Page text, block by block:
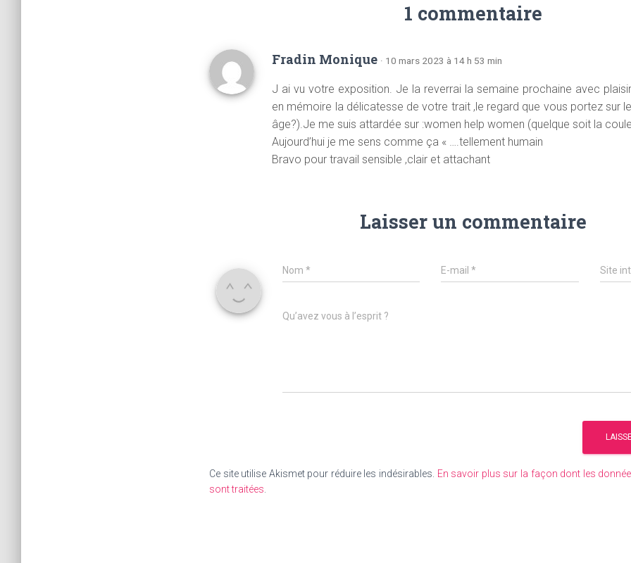
1 commentaire
Fradin Monique · 10 mars 2023 à 14 h 53 min
J ai vu votre exposition. Je la reverrai la semaine prochaine avec
en mémoire la délicatesse de votre trait ,le regard que vous portez sur
âge?).Je me suis attardée sur :women help women (quelque soit la
Aujourd’hui je me sens comme ça « ….tellement humain
Bravo pour travail sensible ,clair et attachant
Laisser un commentaire
Nom * E-mail* Site
Qu’avez vous à l’esprit ?
Ce site utilise Akismet pour réduire les indésirables. En savoir plus sur la façon dont les
sont traitées